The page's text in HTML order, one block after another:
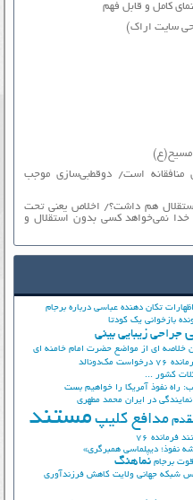
کامل و قابل فهم
سایت اراک)
مسیح(ع)
منافقانه است/ دوقطبی‌سازی موجب
هم داشت؟/ اخلاص یعنی تحت
نمی‌خواهد کسی بدون استقلال و
اظهارات تکان دهنده عباسی درباره برجام
بازخوانی یک کودتا
جراحی زیبایی بینی
خلاصه ای از مواضع حضرت امام خامنه ای
76
درخواست مک‌دونالد
کشور ...
راه نفوذ آمریکا را خواهیم بست
در ایران محمد مطهری
مدافع کلیپ مستند
فرمانده 76
نفوذ؛ دیپلماسی همبرگری»
برجام نماهنگ
شبکه جهانی ولایت کاهش فرزندآوری